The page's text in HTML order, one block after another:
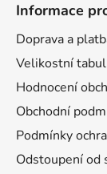
Informace
Doprava a
Velikostní
Hodnocení
Obchodní
Podmínky
Odstoupení od